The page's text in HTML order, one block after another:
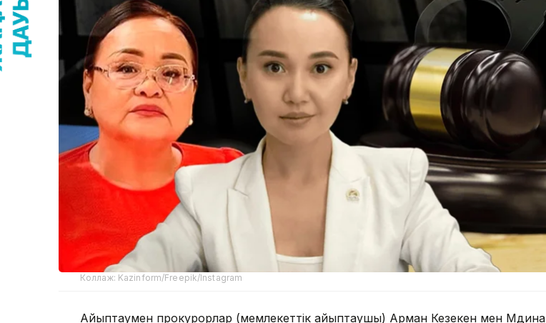
Коллаж: Kazinform/Freepik/Instagram
Айыптаумен прокурорлар (мемлекеттік айыптаушы) Арман Кезекен мен Мәдина